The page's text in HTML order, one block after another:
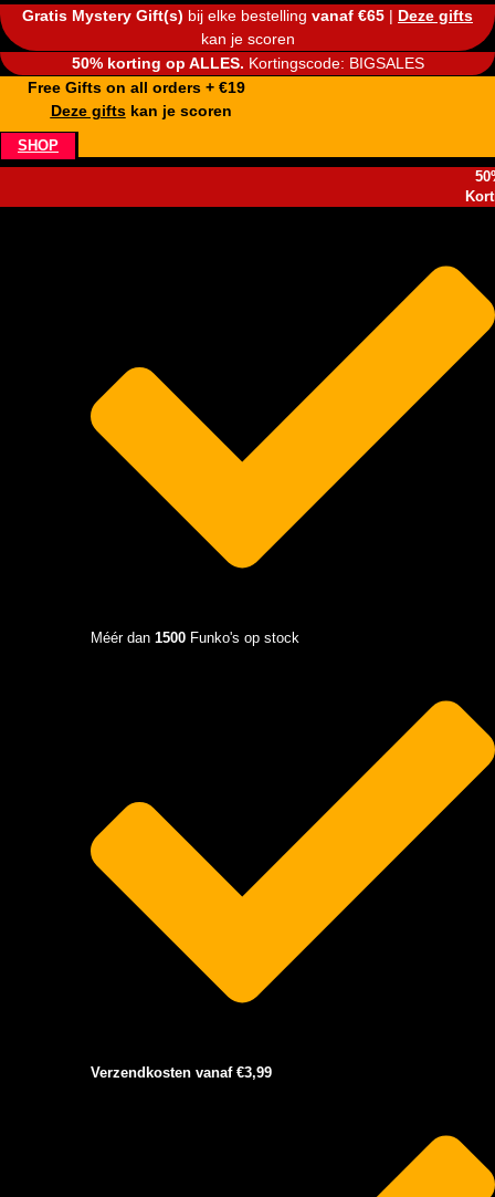
Gratis Mystery Gift(s) bij elke bestelling vanaf €65 | Deze gifts
kan je scoren
50% korting op ALLES. Kortingscode: BIGSALES
Free Gifts on all orders + €19
Deze giftskan je scoren
SHOP
Méér dan 1500 Funko's op stock
Verzendkosten vanaf €3,99